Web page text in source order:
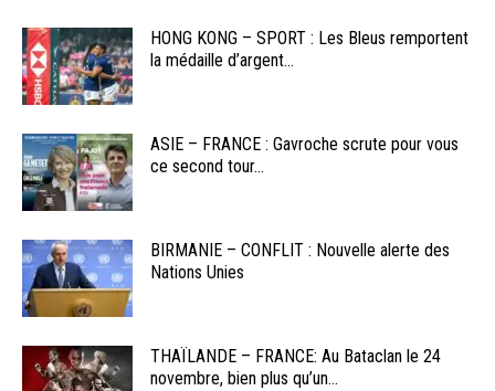
HONG KONG – SPORT : Les Bleus remportent
la médaille d’argent...
ASIE – FRANCE : Gavroche scrute pour vous
ce second tour...
BIRMANIE – CONFLIT : Nouvelle alerte des
Nations Unies
THAÏLANDE – FRANCE: Au Bataclan le 24
novembre, bien plus qu’un...